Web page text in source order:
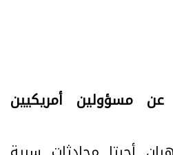
عن مسؤولين أمريكيين